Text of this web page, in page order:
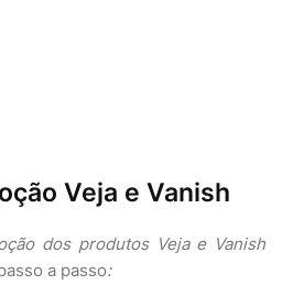
Veja e Vanish
dos produtos Veja e Vanish
a passo: